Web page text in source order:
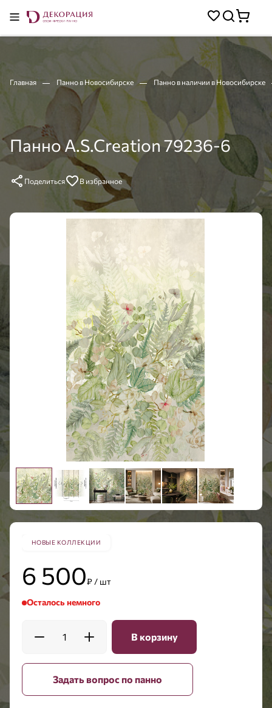
Главная Панно в Новосибирске Панно в наличии в Новосибирске
Панно A.S.Creation 79236-6
Поделиться В избранное
НОВЫЕ КОЛЛЕКЦИИ
6 500₽ / шт
Осталось немного
1 В корзину
Задать вопрос по панно